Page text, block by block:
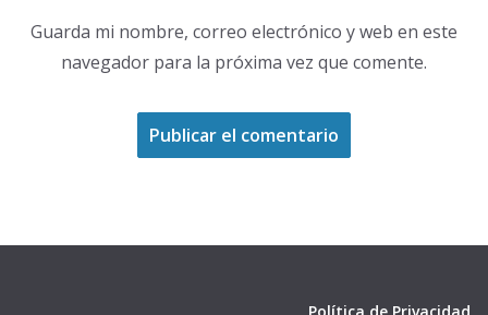
Guarda mi nombre, correo electrónico y web en este
navegador para la próxima vez que comente.